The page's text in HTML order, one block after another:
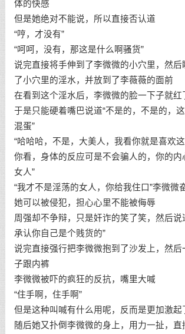
体的快感
但是她绝对不能说，所以直接否认道
“哼，才没有”
“呵呵，没有，那这是什么啊骚货”
说完直接将手伸到了李微微的小穴里，然后
了小穴里的淫水，并放到了李薇薇的面前
在看到这个淫水后，李微微的脸一下子就红
于是只能硬着嘴巴说道“不是的，不是的，
混蛋”
“哈哈哈，不是，大美人，我看你就是喜欢这
你看，身体的反应可是不会骗人的，你的内
女人”
“我才不是淫荡的女人，你给我住口”李微微
她可以被侵犯，担心心里不能被侮辱
周强却不争辩，只是奸诈的笑了笑，然后说
承认你自己是个贱货的”
说完直接强行把李微微抱到了沙发上，然后
子跟内裤
李微微被吓的疯狂的反抗，嘴里大喊
“住手啊，住手啊”
但是这种叫喊有什么用呢，反而是更加激起
随后她又扑倒李微微的身上，用力一扯，直